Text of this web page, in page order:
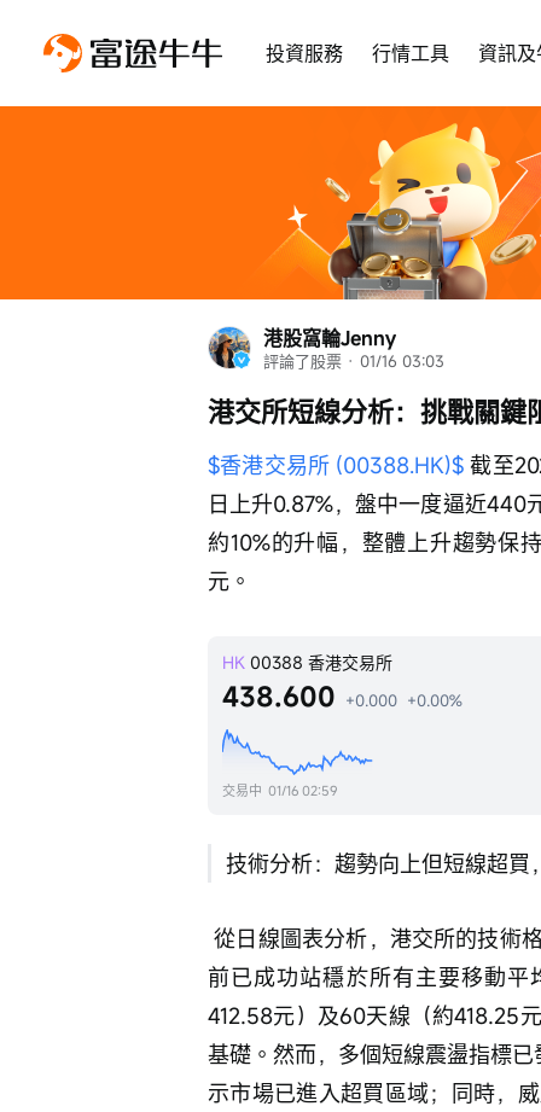
投資服務 行情工具 資訊
港股窩輪Jenny
評論了股票 · 01/16 03:03
港交所短線分析：挑戰關鍵
$香港交易所 (00388.HK)$ 截至
日上升0.87%，盤中一度逼近440
約10%的升幅，整體上升趨勢保
元。
HK 00388 香港交易所
438.600 +0.000 +0.00%
交易中 01/16 02:59
技術分析：趨勢向上但短線超買
從日線圖表分析，港交所的技術格局呈現「中期向好，短線遇阻」的特點。股價目
前已成功站穩於所有主要移動
412.58元）及60天線（約418.25
基礎。然而，多個短線震盪指標
示市場已進入超買區域；同時，